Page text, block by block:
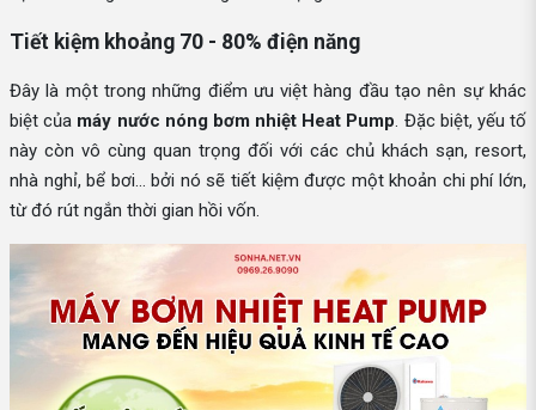
Tiết kiệm khoảng 70 - 80% điện năng
Đây là một trong những điểm ưu việt hàng đầu tạo nên sự khác
biệt của máy nước nóng bơm nhiệt Heat Pump . Đặc biệt, yếu tố
này còn vô cùng quan trọng đối với các chủ khách sạn, resort,
nhà nghỉ, bể bơi… bởi nó sẽ tiết kiệm được một khoản chi phí lớn,
từ đó rút ngắn thời gian hồi vốn.